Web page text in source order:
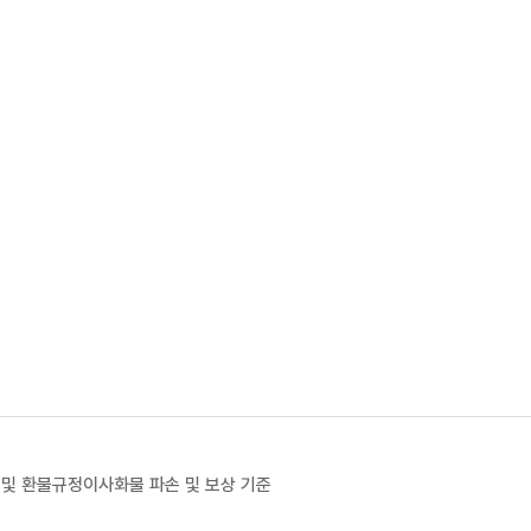
환불규정이사화물 파손 및 보상 기준